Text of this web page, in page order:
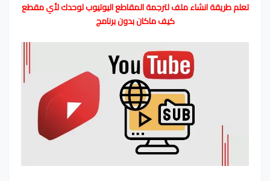
تعلم طريقة انشاء ملف لترجمة المقاطع اليوتيوب لوحدك لأي مقطع
كيف ماكان بدون برنامج